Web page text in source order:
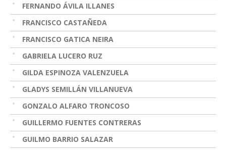
FERNANDO ÁVILA ILLANES
FRANCISCO CASTAÑEDA
FRANCISCO GATICA NEIRA
GABRIELA LUCERO RUZ
GILDA ESPINOZA VALENZUELA
GLADYS SEMILLÁN VILLANUEVA
GONZALO ALFARO TRONCOSO
GUILLERMO FUENTES CONTRERAS
GUILMO BARRIO SALAZAR